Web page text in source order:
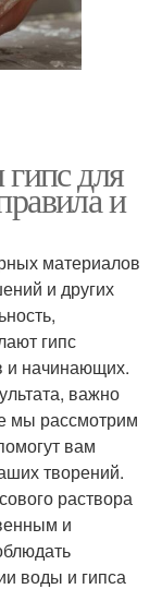
для
и
материалов
и других
гипс
и начинающих.
важно
мы рассмотрим
вам
творений.
раствора
и
воды и гипса